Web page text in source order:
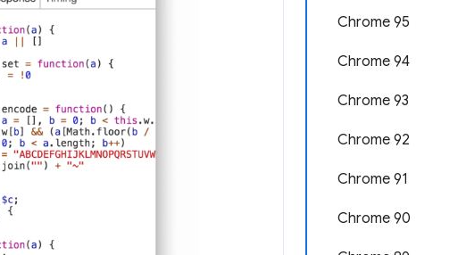
Chrome 95
Chrome 94
Chrome 93
Chrome 92
Chrome 91
Chrome 90